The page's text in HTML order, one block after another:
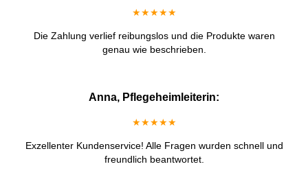
★★★★★
Die Zahlung verlief reibungslos und die Produkte waren
genau wie beschrieben.
Anna, Pflegeheimleiterin:
★★★★★
Exzellenter Kundenservice! Alle Fragen wurden schnell und
freundlich beantwortet.